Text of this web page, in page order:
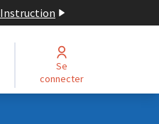
Instruction
Se
connecter